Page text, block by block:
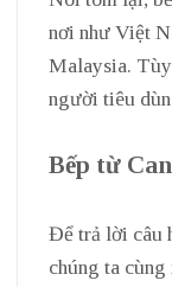
nơi như Việt
Malaysia. Tùy
người tiêu
Bếp từ
Để trả lời câu
chúng ta